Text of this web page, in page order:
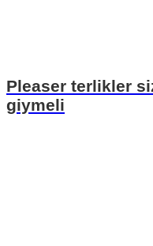
Pleaser terlikler
giymeli